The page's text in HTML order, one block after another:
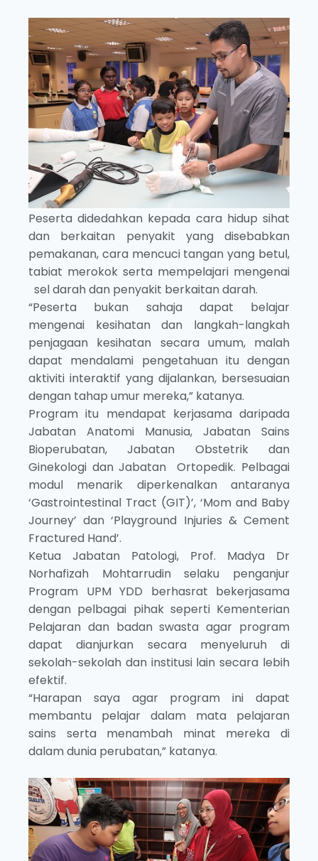
Peserta didedahkan kepada cara hidup sihat
dan berkaitan penyakit yang disebabkan
pemakanan, cara mencuci tangan yang betul,
tabiat merokok serta mempelajari mengenai
sel darah dan penyakit berkaitan darah.
“Peserta bukan sahaja dapat belajar
mengenai kesihatan dan langkah-langkah
penjagaan kesihatan secara umum, malah
dapat mendalami pengetahuan itu dengan
aktiviti interaktif yang dijalankan, bersesuaian
dengan tahap umur mereka,” katanya.
Program itu mendapat kerjasama daripada
Jabatan Anatomi Manusia, Jabatan Sains
Bioperubatan, Jabatan Obstetrik dan
Ginekologi dan Jabatan Ortopedik. Pelbagai
modul menarik diperkenalkan antaranya
‘Gastrointestinal Tract (GIT)’, ‘Mom and Baby
Journey’ dan ‘Playground Injuries & Cement
Fractured Hand’.
Ketua Jabatan Patologi, Prof. Madya Dr
Norhafizah Mohtarrudin selaku penganjur
Program UPM YDD berhasrat bekerjasama
dengan pelbagai pihak seperti Kementerian
Pelajaran dan badan swasta agar program
dapat dianjurkan secara menyeluruh di
sekolah-sekolah dan institusi lain secara lebih
efektif.
“Harapan saya agar program ini dapat
membantu pelajar dalam mata pelajaran
sains serta menambah minat mereka di
dalam dunia perubatan,” katanya.